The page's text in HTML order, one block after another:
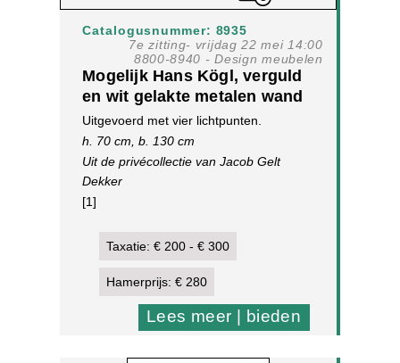
Catalogusnummer: 8935
7e zitting- vrijdag 22 mei 14:00
8800-8940 - Design meubelen
Mogelijk Hans Kögl, verguld
en wit gelakte metalen wand
applique met bladeren en
madeliefjes, circa 1970;
Uitgevoerd met vier lichtpunten.
h. 70 cm, b. 130 cm
Uit de privécollectie van Jacob Gelt
Dekker
[1]
Taxatie: € 200 - € 300
Hamerprijs: € 280
Lees meer | bieden